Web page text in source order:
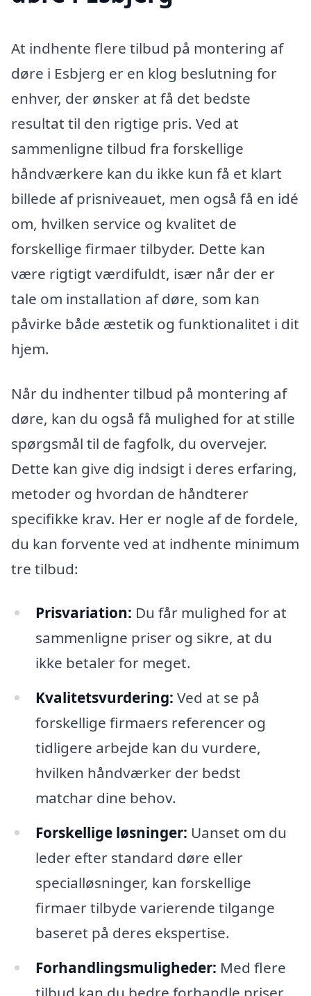
At indhente flere tilbud på montering af
døre i Esbjerg er en klog beslutning for
enhver, der ønsker at få det bedste
resultat til den rigtige pris. Ved at
sammenligne tilbud fra forskellige
håndværkere kan du ikke kun få et klart
billede af prisniveauet, men også få en idé
om, hvilken service og kvalitet de
forskellige firmaer tilbyder. Dette kan
være rigtigt værdifuldt, især når der er
tale om installation af døre, som kan
påvirke både æstetik og funktionalitet i dit
hjem.
Når du indhenter tilbud på montering af
døre, kan du også få mulighed for at stille
spørgsmål til de fagfolk, du overvejer.
Dette kan give dig indsigt i deres erfaring,
metoder og hvordan de håndterer
specifikke krav. Her er nogle af de fordele,
du kan forvente ved at indhente minimum
tre tilbud:
Prisvariation: Du får mulighed for at
sammenligne priser og sikre, at du
ikke betaler for meget.
Kvalitetsvurdering: Ved at se på
forskellige firmaers referencer og
tidligere arbejde kan du vurdere,
hvilken håndværker der bedst
matchar dine behov.
Forskellige løsninger: Uanset om du
leder efter standard døre eller
specialløsninger, kan forskellige
firmaer tilbyde varierende tilgange
baseret på deres ekspertise.
Forhandlingsmuligheder: Med flere